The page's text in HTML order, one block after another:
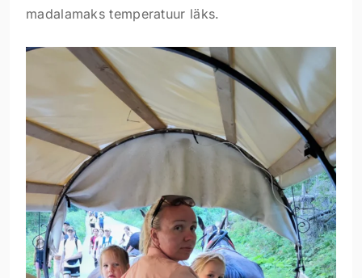
madalamaks temperatuur läks.